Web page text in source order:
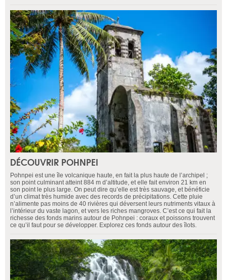
DÉCOUVRIR POHNPEI
Pohnpei est une île volcanique haute, en fait la plus haute de l’archipel ;
son point culminant atteint 884 m d’altitude, et elle fait environ 21 km en
son point le plus large. On peut dire qu’elle est très sauvage, et bénéficie
d’un climat très humide avec des records de précipitations. Cette pluie
n’alimente pas moins de 40 rivières qui déversent leurs nutriments vitaux à
l’intérieur du vaste lagon, et vers les riches mangroves. C’est ce qui fait la
richesse des fonds marins autour de Pohnpei : coraux et poissons trouvent
ce qu’il faut pour se développer. Explorez ces fonds autour des îlots.